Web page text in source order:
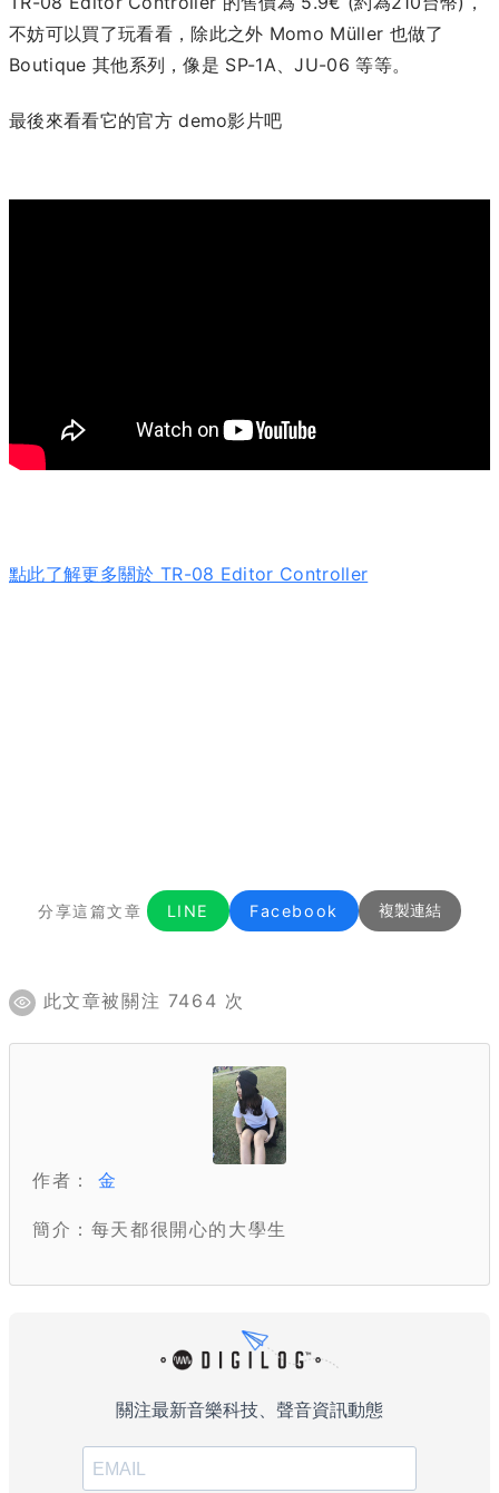
不妨可以買了玩看看，除此之外 Momo Müller 也做了
Boutique 其他系列，像是 SP-1A、JU-06 等等。
最後來看看它的官方 demo影片吧
點此了解更多關於 TR-08 Editor Controller
分享這篇文章 LINE Facebook 複製連結
此文章被關注 7464 次
作者：金
簡介：每天都很開心的大學生